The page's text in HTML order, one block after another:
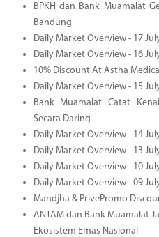
BPKH dan Bank Muamalat
Bandung
Daily Market Overview - 17
Daily Market Overview - 16
10% Discount At Astha
Daily Market Overview - 15
Bank Muamalat Catat
Secara Daring
Daily Market Overview - 14
Daily Market Overview - 13
Daily Market Overview - 10
Daily Market Overview - 09
Mandjha & PrivePromo
ANTAM dan Bank Muamalat
Ekosistem Emas Nasional